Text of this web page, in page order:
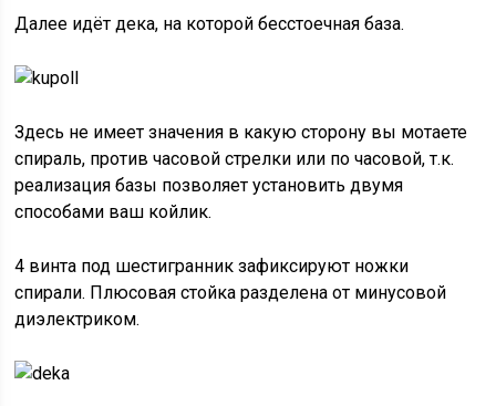
Далее идёт дека, на которой бесстоечная база.
Здесь не имеет значения в какую сторону вы мотаете
спираль, против часовой стрелки или по часовой, т.к.
реализация базы позволяет установить двумя
способами ваш койлик.
4 винта под шестигранник зафиксируют ножки
спирали. Плюсовая стойка разделена от минусовой
диэлектриком.